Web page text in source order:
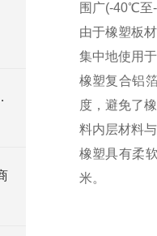
塑板材
围广(-40℃至
由于橡塑板
集中地使用
橡塑复合铝
度，避免了
料内层材料
橡塑具有柔
米。